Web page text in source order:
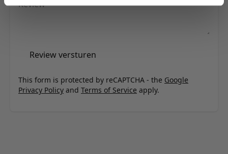
Review
Review versturen
This form is protected by reCAPTCHA - the Google
Privacy Policy and Terms of Service apply.